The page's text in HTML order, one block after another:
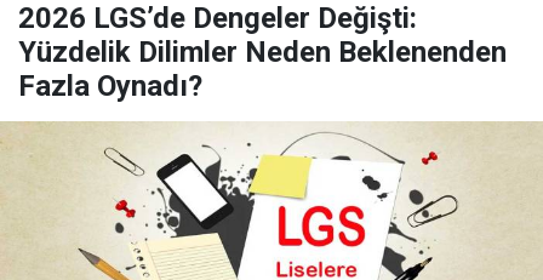
2026 LGS’de Dengeler Değişti:
Yüzdelik Dilimler Neden Beklenenden
Fazla Oynadı?